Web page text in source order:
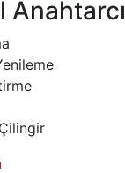
Anahtarcı